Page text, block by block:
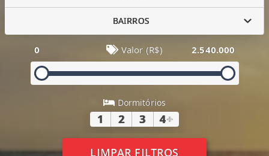
BAIRROS
0 Valor (R$) 2.540.000
Dormitórios
1 2 3 4+
LIMPAR FILTROS